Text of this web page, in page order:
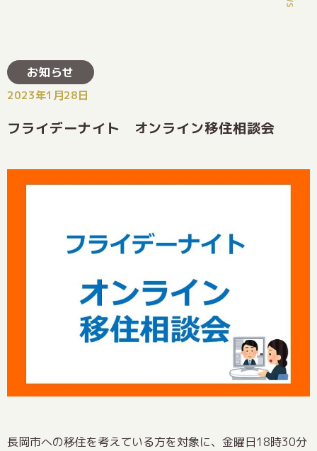
お知らせ
2023年1月28日
フライデーナイト オンライン移住相談会
長岡市への移住を考えている方を対象に、金曜日18時30分